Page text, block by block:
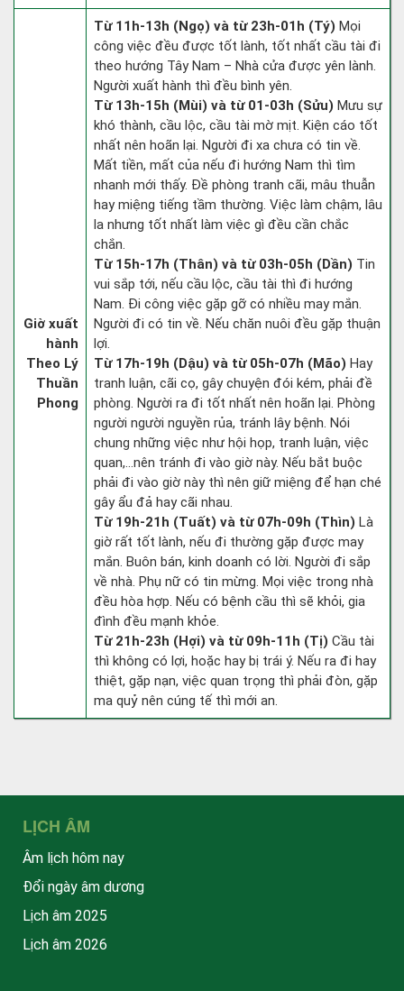
Giờ xuất
hành
Theo Lý
Thuần
Phong
Từ 11h-13h (Ngọ) và từ 23h-01h (Tý) Mọi
công việc đều được tốt lành, tốt nhất cầu tài đi
theo hướng Tây Nam – Nhà cửa được yên lành.
Người xuất hành thì đều bình yên.
Từ 13h-15h (Mùi) và từ 01-03h (Sửu) Mưu sự
khó thành, cầu lộc, cầu tài mờ mịt. Kiện cáo tốt
nhất nên hoãn lại. Người đi xa chưa có tin về.
Mất tiền, mất của nếu đi hướng Nam thì tìm
nhanh mới thấy. Đề phòng tranh cãi, mâu thuẫn
hay miệng tiếng tầm thường. Việc làm chậm, lâu
la nhưng tốt nhất làm việc gì đều cần chắc
chắn.
Từ 15h-17h (Thân) và từ 03h-05h (Dần) Tin
vui sắp tới, nếu cầu lộc, cầu tài thì đi hướng
Nam. Đi công việc gặp gỡ có nhiều may mắn.
Người đi có tin về. Nếu chăn nuôi đều gặp thuận
lợi.
Từ 17h-19h (Dậu) và từ 05h-07h (Mão) Hay
tranh luận, cãi cọ, gây chuyện đói kém, phải đề
phòng. Người ra đi tốt nhất nên hoãn lại. Phòng
người người nguyền rủa, tránh lây bệnh. Nói
chung những việc như hội họp, tranh luận, việc
quan,…nên tránh đi vào giờ này. Nếu bắt buộc
phải đi vào giờ này thì nên giữ miệng để hạn ché
gây ẩu đả hay cãi nhau.
Từ 19h-21h (Tuất) và từ 07h-09h (Thìn) Là
giờ rất tốt lành, nếu đi thường gặp được may
mắn. Buôn bán, kinh doanh có lời. Người đi sắp
về nhà. Phụ nữ có tin mừng. Mọi việc trong nhà
đều hòa hợp. Nếu có bệnh cầu thì sẽ khỏi, gia
đình đều mạnh khỏe.
Từ 21h-23h (Hợi) và từ 09h-11h (Tị) Cầu tài
thì không có lợi, hoặc hay bị trái ý. Nếu ra đi hay
thiệt, gặp nạn, việc quan trọng thì phải đòn, gặp
ma quỷ nên cúng tế thì mới an.
LỊCH ÂM
Âm lịch hôm nay
Đổi ngày âm dương
Lịch âm 2025
Lịch âm 2026